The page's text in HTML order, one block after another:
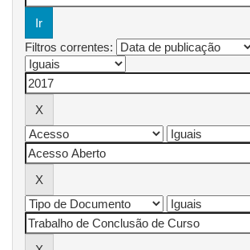
Filtros correntes: